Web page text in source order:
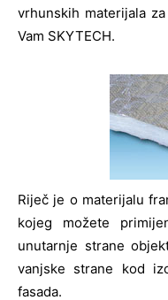
vrhunskih materijala
Vam SKYTECH.
Riječ je o materijalu
kojeg možete
unutarnje strane
vanjske strane kod
fasada.